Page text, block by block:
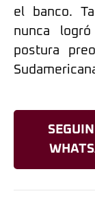
el banco.
nunca
postura